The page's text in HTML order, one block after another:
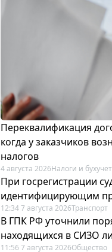
Переквалификация
когда у заказчиков
налогов
4 августа 2026Налоги и бухучет
При госрегистрации
идентифицирующим
12:34 7 августа 2026Транспорт
В ГПК РФ уточнили
находящихся в СИЗО
11:56 7 августа 2026Общество